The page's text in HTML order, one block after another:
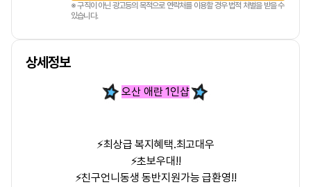
※ 구직이 아닌 광고등의 목적으로 연락처를 이용할 경우 법적 처벌을 받을 수
있습니다.
상세정보
오산 애란 1인샵
⚡최상급 복지혜택.최고대우
⚡초보우대!!
⚡친구언니동생 동반지원가능 급환영!!